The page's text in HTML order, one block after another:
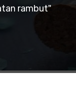
rambut"